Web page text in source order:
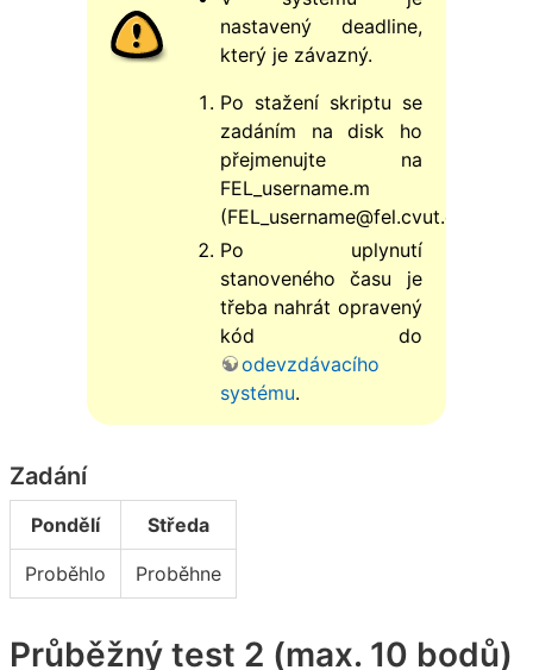
nastavený deadline,
který je závazný.
Po stažení skriptu se
zadáním na disk ho
přejmenujte na
FEL_username.m
(FEL_username@fel.cvut.cz).
Po uplynutí
stanoveného času je
třeba nahrát opravený
kód do
odevzdávacího
systému.
Zadání
Pondělí Středa
Proběhlo Proběhne
Průběžný test 2 (max. 10 bodů)